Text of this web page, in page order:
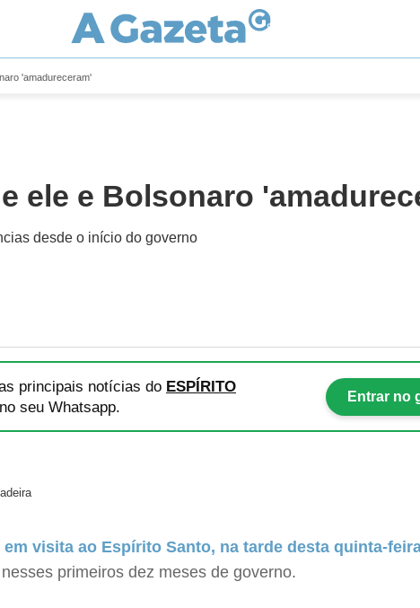
'amadureceram'
ele e Bolsonaro
desde o início do governo
principais notícias do ESPÍRITO
no seu Whatsapp.
Entrar no
em visita ao Espírito Santo, na tarde desta quinta-
primeiros dez meses de governo.